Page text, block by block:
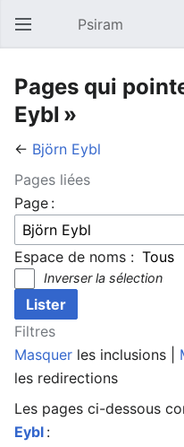
Ouvrir le menu principal Psiram
Pages qui
Eybl »
← Björn Eybl
Pages liées
Page :
Espace de noms :
Inverser la sélection
Filtres
Masquer les inclusions |
les redirections
Les pages ci-dessous
Eybl :